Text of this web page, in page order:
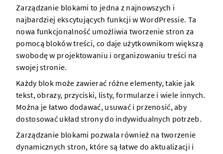
Zarządzanie blokami to jedna z najnowszych i
najbardziej ekscytujących funkcji w WordPressie. Ta
nowa funkcjonalność umożliwia tworzenie stron za
pomocą bloków treści, co daje użytkownikom większą
swobodę w projektowaniu i organizowaniu treści na
swojej stronie.
Każdy blok może zawierać różne elementy, takie jak
tekst, obrazy, przyciski, listy, formularze i wiele innych.
Można je łatwo dodawać, usuwać i przenosić, aby
dostosować układ strony do indywidualnych potrzeb.
Zarządzanie blokami pozwala również na tworzenie
dynamicznych stron, które są łatwe do aktualizacji i